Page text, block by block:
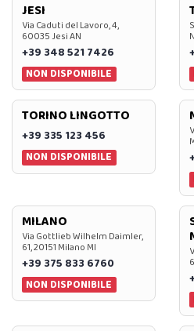
JESI
Via Caduti del Lavoro, 4,
60035 Jesi AN
+39 348 521 7426
NON DISPONIBILE
TORINO LINGOTTO
+39 335 123 456
NON DISPONIBILE
MILANO
Via Gottlieb Wilhelm Daimler,
61, 20151 Milano MI
+39 375 833 6760
NON DISPONIBILE